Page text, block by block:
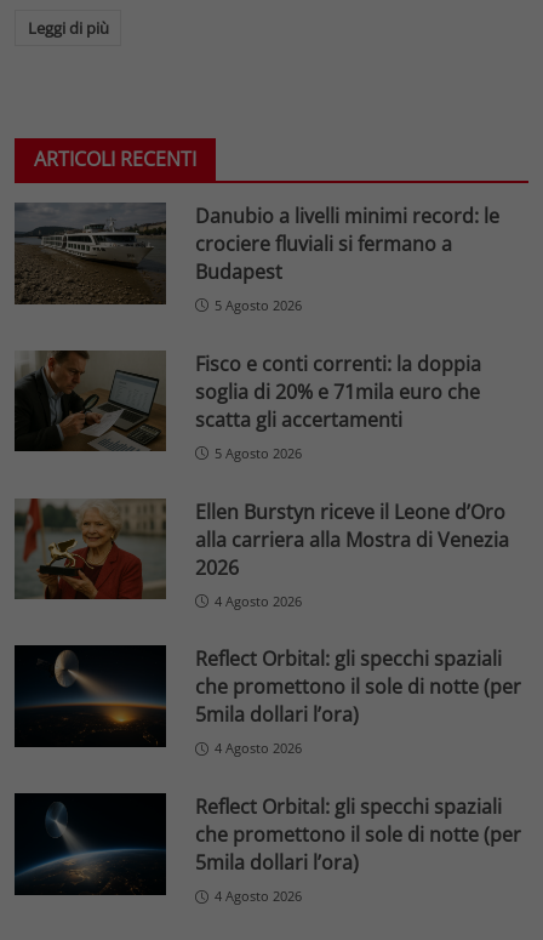
Leggi di più
ARTICOLI RECENTI
Danubio a livelli minimi record: le
crociere fluviali si fermano a
Budapest
5 Agosto 2026
Fisco e conti correnti: la doppia
soglia di 20% e 71mila euro che
scatta gli accertamenti
5 Agosto 2026
Ellen Burstyn riceve il Leone d’Oro
alla carriera alla Mostra di Venezia
2026
4 Agosto 2026
Reflect Orbital: gli specchi spaziali
che promettono il sole di notte (per
5mila dollari l’ora)
4 Agosto 2026
Reflect Orbital: gli specchi spaziali
che promettono il sole di notte (per
5mila dollari l’ora)
4 Agosto 2026